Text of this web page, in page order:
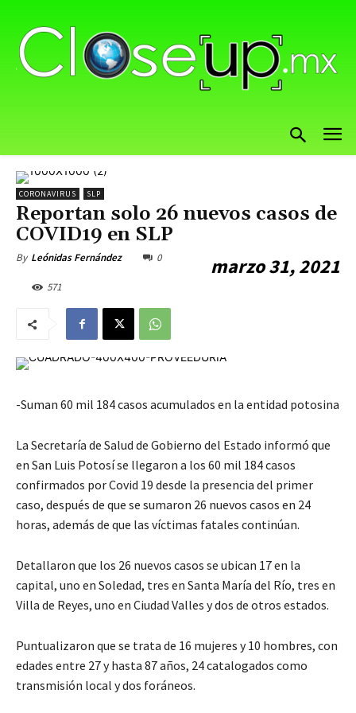
CORONAVIRUS SLP
Reportan solo 26 nuevos casos de
COVID19 en SLP
By Leónidas Fernández marzo 31, 2021
0
571
-Suman 60 mil 184 casos acumulados en la entidad potosina
La Secretaría de Salud de Gobierno del Estado informó que
en San Luis Potosí se llegaron a los 60 mil 184 casos
confirmados por Covid 19 desde la presencia del primer
caso, después de que se sumaron 26 nuevos casos en 24
horas, además de que las víctimas fatales continúan.
Detallaron que los 26 nuevos casos se ubican 17 en la
capital, uno en Soledad, tres en Santa María del Río, tres en
Villa de Reyes, uno en Ciudad Valles y dos de otros estados.
Puntualizaron que se trata de 16 mujeres y 10 hombres, con
edades entre 27 y hasta 87 años, 24 catalogados como
transmisión local y dos foráneos.